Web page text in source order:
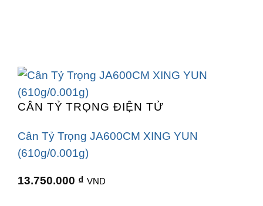
CÂN TỶ TRỌNG ĐIỆN TỬ
Cân Tỷ Trọng JA600CM XING YUN
(610g/0.001g)
13.750.000 ₫ VND